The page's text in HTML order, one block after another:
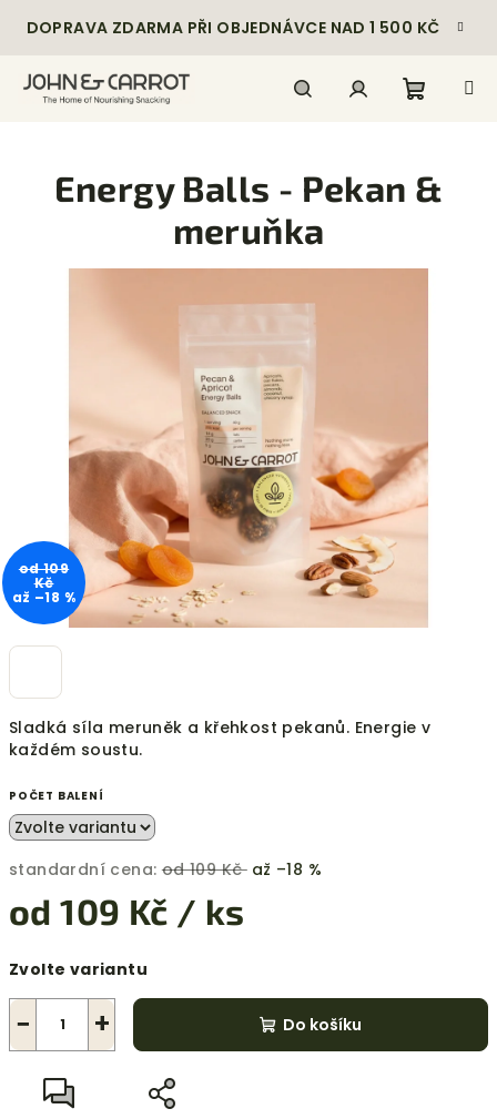
DOPRAVA ZDARMA PŘI OBJEDNÁVCE NAD 1 500 KČ
košík
Sladká síla meruněk a křehkost pekanů. Energie v
každém soustu.
POČET BALENÍ
standardní cena: od 109 Kč až –18 %
od109 Kč / ks
cena:
Zvolte variantu
+
− Do košíku
Energy Balls - Pekan &
meruňka
od 109
Kč
až –18 %